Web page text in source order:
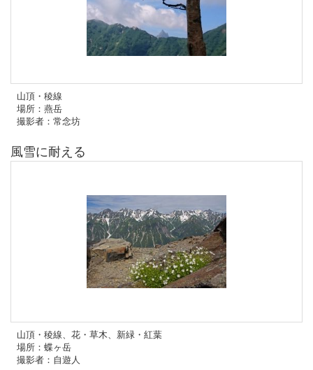
山頂・稜線
場所：燕岳
撮影者：常念坊
風雪に耐える
山頂・稜線、花・草木、新緑・紅葉
場所：蝶ヶ岳
撮影者：自遊人